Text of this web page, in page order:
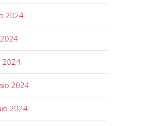
2024
2024
2024
2024